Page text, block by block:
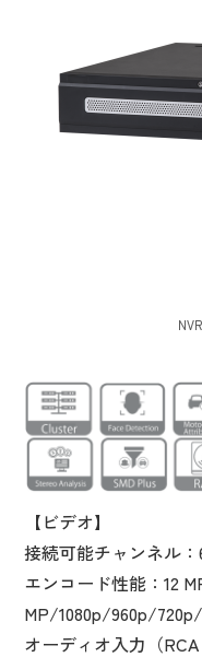
【ビデオ】
接続可能チャンネル
エンコード性能：12
MP/1080p/960p/
オーディオ入力（RCA